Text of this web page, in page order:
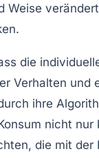
Weise
die
Verhalten und
ihre
nicht
die mit der